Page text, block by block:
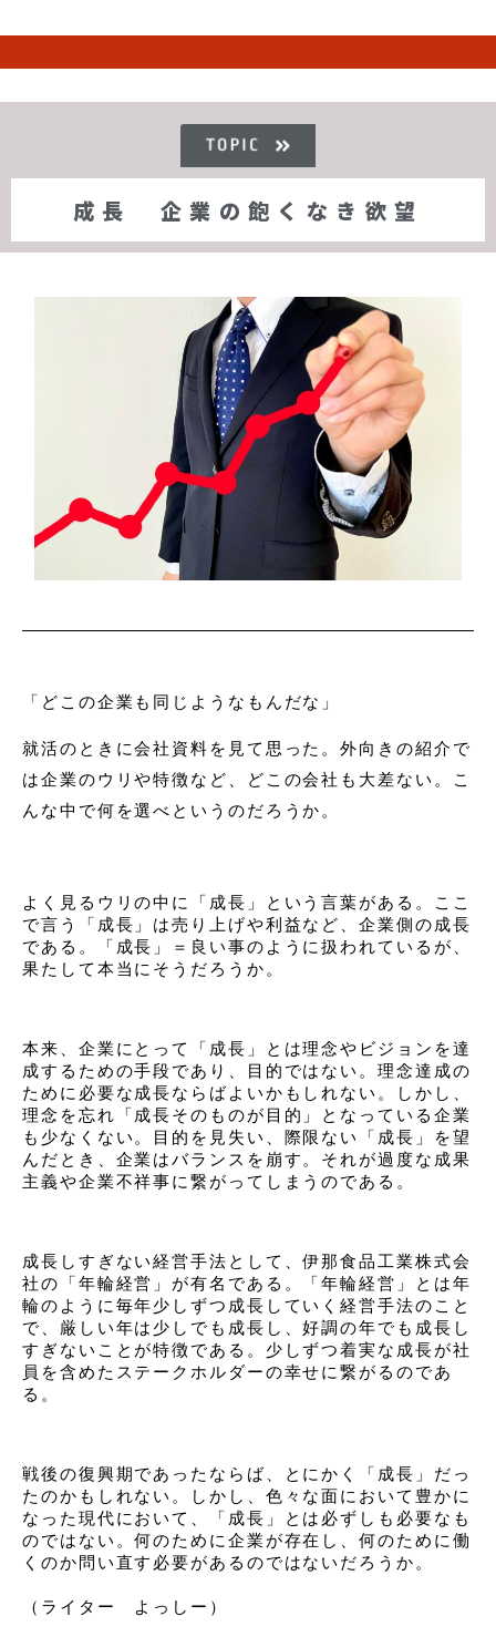
成長 企業の飽くなき欲望
「どこの企業も同じようなもんだな」
就活のときに会社資料を見て思った。外向きの紹介で
は企業のウリや特徴など、どこの会社も大差ない。こ
んな中で何を選べというのだろうか。
よく見るウリの中に「成長」という言葉がある。ここ
で言う「成長」は売り上げや利益など、企業側の成長
である。「成長」＝良い事のように扱われているが、
果たして本当にそうだろうか。
本来、企業にとって「成長」とは理念やビジョンを達
成するための手段であり、目的ではない。理念達成の
ために必要な成長ならばよいかもしれない。しかし、
理念を忘れ「成長そのものが目的」となっている企業
も少なくない。目的を見失い、際限ない「成長」を望
んだとき、企業はバランスを崩す。それが過度な成果
主義や企業不祥事に繋がってしまうのである。
成長しすぎない経営手法として、伊那食品工業株式会
社の「年輪経営」が有名である。「年輪経営」とは年
輪のように毎年少しずつ成長していく経営手法のこと
で、厳しい年は少しでも成長し、好調の年でも成長し
すぎないことが特徴である。少しずつ着実な成長が社
員を含めたステークホルダーの幸せに繋がるのであ
る。
戦後の復興期であったならば、とにかく「成長」だっ
たのかもしれない。しかし、色々な面において豊かに
なった現代において、「成長」とは必ずしも必要なも
のではない。何のために企業が存在し、何のために働
くのか問い直す必要があるのではないだろうか。
（ライター　よっしー）